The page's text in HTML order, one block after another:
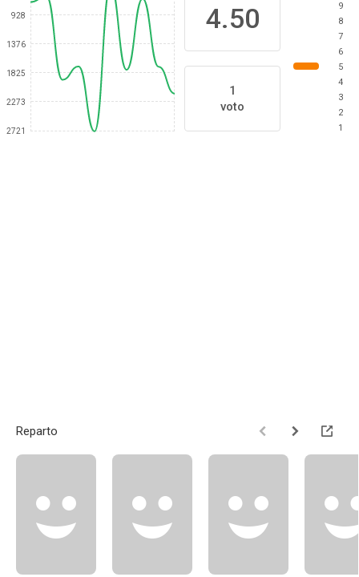
928
1376
1825
2273
2721
4.50
1
voto
9
8
7
6
5
4
3
2
1
Reparto